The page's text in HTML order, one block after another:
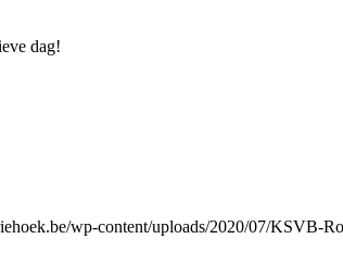
dag!
wp-content/uploads/2020/07/KSVB-